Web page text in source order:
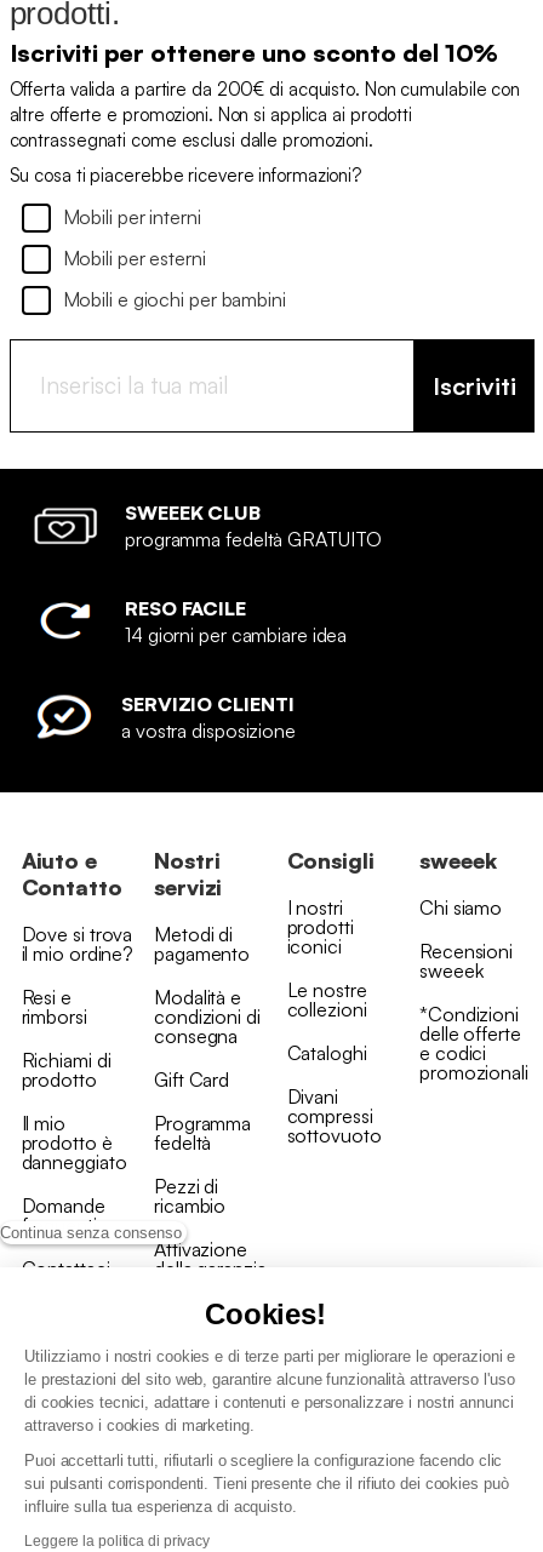
Continua senza consenso
Cookies!
Utilizziamo i nostri cookies e di terze parti per migliorare le operazioni e
le prestazioni del sito web, garantire alcune funzionalità attraverso l'uso
di cookies tecnici, adattare i contenuti e personalizzare i nostri annunci
attraverso i cookies di marketing.
Puoi accettarli tutti, rifiutarli o scegliere la configurazione facendo clic
sui pulsanti corrispondenti. Tieni presente che il rifiuto dei cookies può
influire sulla tua esperienza di acquisto.
Leggere la politica di privacy
prodotti.
Iscriviti per ottenere uno sconto del 10%
Offerta valida a partire da 200€ di acquisto. Non cumulabile con
altre offerte e promozioni. Non si applica ai prodotti
contrassegnati come esclusi dalle promozioni.
Su cosa ti piacerebbe ricevere informazioni?
Mobili per interni
Mobili per esterni
Mobili e giochi per bambini
Iscriviti
SWEEEK CLUB
programma fedeltà GRATUITO
RESO FACILE
14 giorni per cambiare idea
SERVIZIO CLIENTI
a vostra disposizione
Aiuto e
Contatto
Dove si trova
il mio ordine?
Resi e
rimborsi
Richiami di
prodotto
Il mio
prodotto è
danneggiato
Domande
frequenti
Contattaci
Nostri
servizi
Metodi di
pagamento
Modalità e
condizioni di
consegna
Gift Card
Programma
fedeltà
Pezzi di
ricambio
Attivazione
della garanzia
Consigli
I nostri
prodotti
iconici
Le nostre
collezioni
Cataloghi
Divani
compressi
sottovuoto
sweeek
Chi siamo
Recensioni
sweeek
*Condizioni
delle offerte
e codici
promozionali
Condizioni generali vendita
Politica di gestione dei dati personali e dei cookie
Condizioni generali di vendita per clienti professionali
Dichiarazione di accessibilità